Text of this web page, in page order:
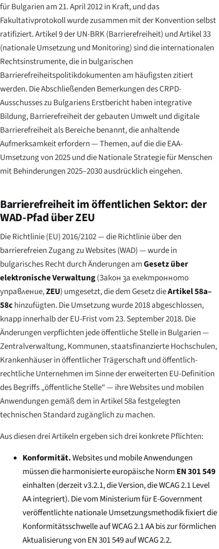
für Bulgarien am 21. April 2012 in Kraft, und das
Fakultativprotokoll wurde zusammen mit der Konvention selbst
ratifiziert. Artikel 9 der UN-BRK (Barrierefreiheit) und Artikel 33
(nationale Umsetzung und Monitoring) sind die internationalen
Rechtsinstrumente, die in bulgarischen
Barrierefreiheitspolitikdokumenten am häufigsten zitiert
werden. Die Abschließenden Bemerkungen des CRPD-
Ausschusses zu Bulgariens Erstbericht haben integrative
Bildung, Barrierefreiheit der gebauten Umwelt und digitale
Barrierefreiheit als Bereiche benannt, die anhaltende
Aufmerksamkeit erfordern — Themen, auf die die EAA-
Umsetzung von 2025 und die Nationale Strategie für Menschen
mit Behinderungen 2025–2030 ausdrücklich eingehen.
Barrierefreiheit im öffentlichen Sektor: der
WAD-Pfad über ZEU
Die Richtlinie (EU) 2016/2102 — die Richtlinie über den
barrierefreien Zugang zu Websites (WAD) — wurde in
bulgarisches Recht durch Änderungen amGesetz über
elektronische Verwaltung(Закон за електронното
управление,ZEU) umgesetzt, die dem Gesetz dieArtikel 58a–
58chinzufügten. Die Umsetzung wurde 2018 abgeschlossen,
knapp innerhalb der EU-Frist vom 23. September 2018. Die
Änderungen verpflichten jede öffentliche Stelle in Bulgarien —
Zentralverwaltung, Kommunen, staatsfinanzierte Hochschulen,
Krankenhäuser in öffentlicher Trägerschaft und öffentlich-
rechtliche Unternehmen im Sinne der erweiterten EU-Definition
des Begriffs „öffentliche Stelle“ — ihre Websites und mobilen
Anwendungen gemäß dem in Artikel 58a festgelegten
technischen Standard zugänglich zu machen.
Aus diesen drei Artikeln ergeben sich drei konkrete Pflichten:
Konformität.Websites und mobile Anwendungen
müssen die harmonisierte europäische Norm EN 301 549
einhalten (derzeit v3.2.1, die Version, die WCAG 2.1 Level
AA integriert). Die vom Ministerium für E-Government
veröffentlichte nationale Umsetzungsmethodik fixiert die
Konformitätsschwelle auf WCAG 2.1 AA bis zur förmlichen
Aktualisierung von EN 301 549 auf WCAG 2.2.